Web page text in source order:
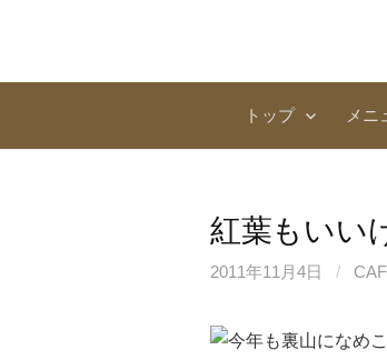
トップ メニ
紅葉もいい
2011年11月4日 /
今年も裏山になめ